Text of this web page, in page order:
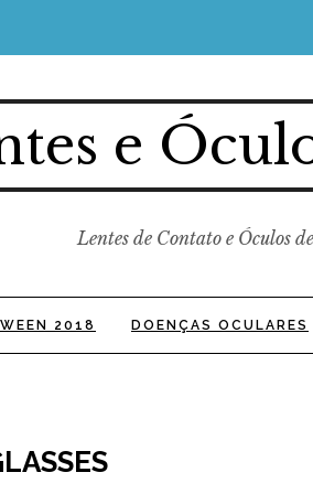
e
Lentes de Contato e Óculos
2018 DOENÇAS OCULARES